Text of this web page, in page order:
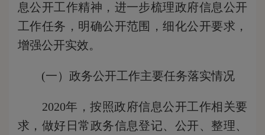
息公开工作精神，进一步梳理政府信息公开
工作任务，明确公开范围，细化公开要求，
增强公开实效。
(一）政务公开工作主要任务落实情况
2020年，按照政府信息公开工作相关要
求，做好日常政务信息登记、公开、整理、